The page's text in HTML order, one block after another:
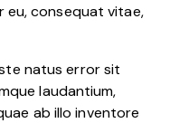
eu, consequat vitae,
natus error sit
laudantium,
ab illo inventore